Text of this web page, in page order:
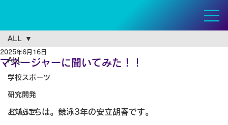
ALL
学校スポーツ
研究開発
お知らせ
ALL
マネージャーに聞いてみた！！
2025年6月16日
こんにちは。競泳3年の安立胡春です。